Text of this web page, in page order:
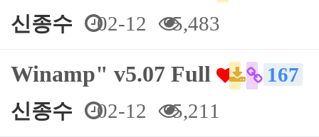
신종수
02-12 5,483
Winamp" v5.07 Full
167
신종수
02-12 5,211